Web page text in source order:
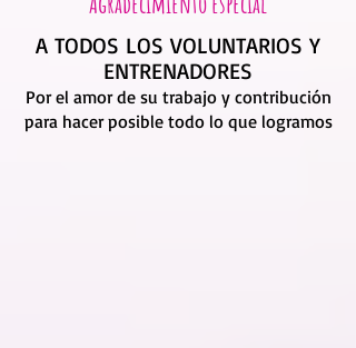
A TODOS LOS VOLUNTARIOS Y
ENTRENADORES
Por el amor de su trabajo y contribución
para hacer posible todo lo que logramos